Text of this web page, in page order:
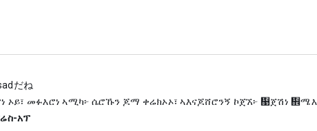
だね
ኦይ፣ መፉእሮነ ኣሚካ፦ ሴሮኹን ጆማ ቀሬክኦኦ፣ ኣእናጆሸሮንኝ ኮጀኧ፦ ኉ጀሽነ
አፕ